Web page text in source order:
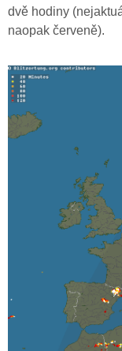
dvě hodiny
naopak červeně).